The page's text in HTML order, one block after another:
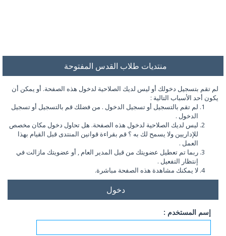
منتديات طلاب القدس المفتوحة
لم تقم بتسجيل دخولك أو ليس لديك الصلاحية لدخول هذه الصفحة. أو يمكن أن
يكون أحد الأسباب التالية :
لم تقم بالتسجيل أو تسجيل الدخول . من فضلك قم بالتسجيل أو تسجيل
الدخول .
ليس لديك الصلاحية لدخول هذه الصفحة. هل تحاول دخول مكان مخصص
للإداريين ولا يسمح لك به ؟ قم بقراءة قوانين المنتدى قبل القيام بهذا
العمل .
ربما تم تعطيل عضويتك من قبل المدير العام , أو عضويتك مازالت في
إنتظار التفعيل .
لا يمكنك مشاهدة هذه الصفحة مباشرة.
دخول
إسم المستخدم :